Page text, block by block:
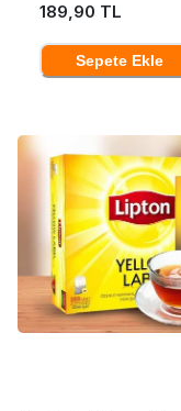
189,90 TL
Sepete Ekle